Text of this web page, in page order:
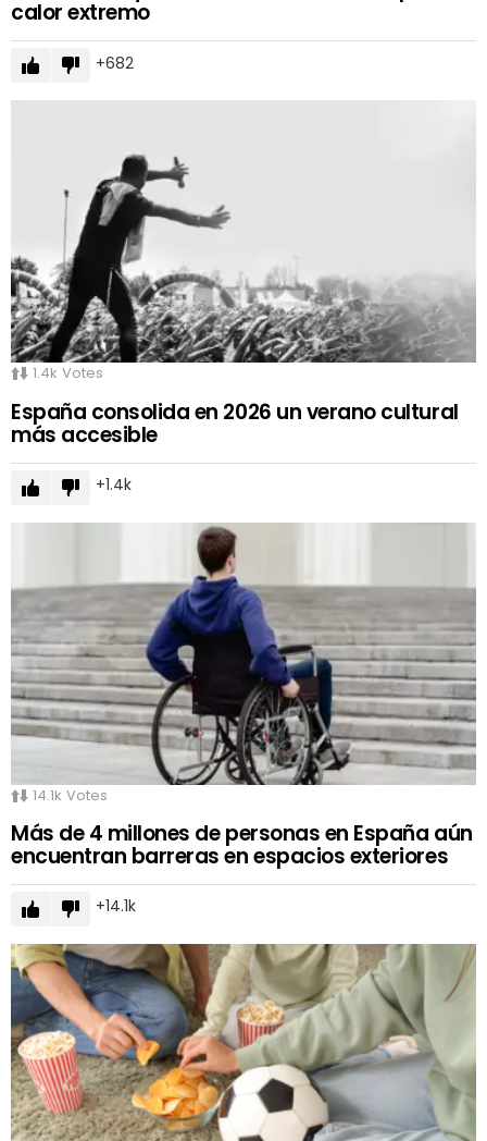
calor extremo
682
1.4k Votes
España consolida en 2026 un verano cultural
más accesible
1.4k
14.1k Votes
Más de 4 millones de personas en España aún
encuentran barreras en espacios exteriores
14.1k